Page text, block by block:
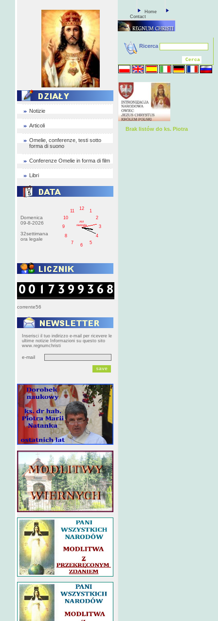
Notizie
Articoli
Omelie, conferenze, testi sotto
forma di suono
Conferenze Omelie in forma di film
Libri
Domenica
09-8-2026
32settimana
ora legale
1
2
3
4
5
6
7
8
9
10
11
12
AM
niedziela
corrente56
Inserisci il tuo indirizzo e-mail per ricevere le
ultime notizie Informazioni su questo sito
www.regnumchristi
e-mail
Home
Contact
Ricerca
Brak listów do ks. Piotra